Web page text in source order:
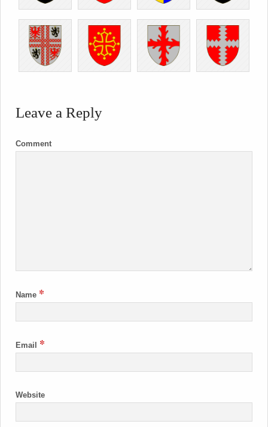
Leave a Reply
Comment
Name *
Email *
Website